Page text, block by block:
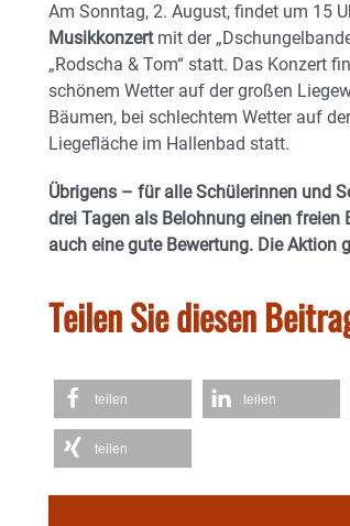
Am Sonntag, 2. August, findet um 15
Musikkonzertmit der
„Rodscha & Tom“ statt. Das Konzert
schönem Wetter auf der großen
Bäumen, bei schlechtem Wetter auf
Liegefläche im Hallenbad statt.
Übrigens – für alle Schülerinnen und
drei Tagen als Belohnung einen
auch eine gute Bewertung. Die
Teilen Sie diesen
teilen teilen
teilen